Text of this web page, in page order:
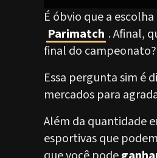
É óbvio que a
Parimatch . Afinal,
final do campeonato?
Essa pergunta sim é
mercados para
Além da quantidade
esportivas que